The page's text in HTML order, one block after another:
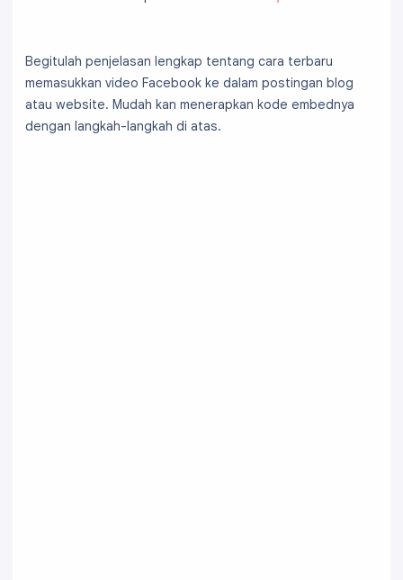
Begitulah penjelasan lengkap tentang cara terbaru
memasukkan video Facebook ke dalam postingan blog
atau website. Mudah kan menerapkan kode embednya
dengan langkah-langkah di atas.